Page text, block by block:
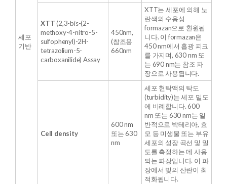
세포
기반
XTT(2,3-bis-(2-
methoxy-4-nitro-5-
sulfophenyl)-2H-
tetrazolium-5-
carboxanilide) Assay
450nm,
(참조용
660nm
XTT는 세포에 의해 노
란색의 수용성
formazan으로 환원됩
니다. 이 formazan은
450 nm에서 흡광 피크
를 가지며, 630 nm 또
는 690 nm는 참조 파
장으로 사용됩니다.
Cell density
600 nm
또는 630
nm
세포 현탁액의 탁도
(turbidity)는 세포 밀도
에 비례합니다. 600
nm 또는 630 nm는 일
반적으로 박테리아, 효
모 등 미생물 또는 부유
세포의 성장 곡선 및 밀
도를 측정하는 데 사용
되는 파장입니다. 이 파
장에서 빛의 산란이 최
적화됩니다.